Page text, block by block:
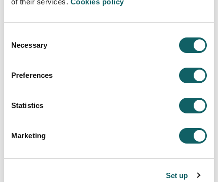
of their services. Cookies policy
Selection
Necessary
Preferences
Statistics
Marketing
Set up
la reserva. Un saludo
Luken(Atarrabia) Sun Mar 03 12:31:03 GMT
Buenas tardes.
Nos ocupamos de avisar a la facultad vuestra
baja de la jornada del día 16.
este enlace